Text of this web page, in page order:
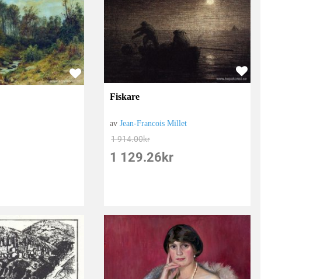
Fiskare
avJean-Francois Millet
1 914.00kr
1 129.26 kr